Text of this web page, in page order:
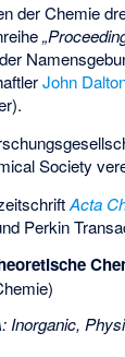
der Chemie
John
Society
Acta
Perkin
Inorganic,